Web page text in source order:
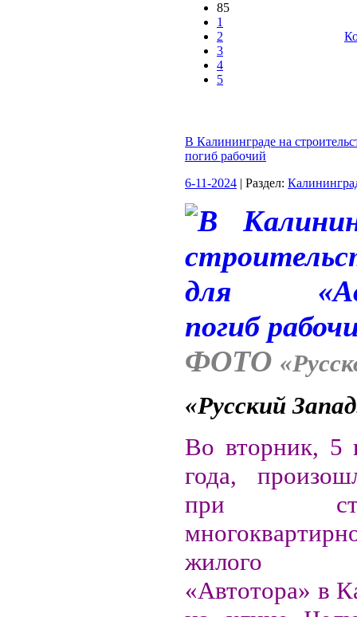
85
1
2
3
4
5
В Калининграде на
погиб рабочий
6-11-2024 | Раздел:
ФОТО
«Русский
Во вторник, 5
года,
при
жилого
«Автотора» в